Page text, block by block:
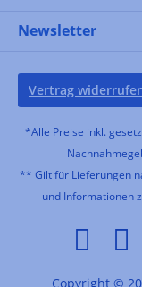
Newsletter
Vertrag
*Alle Preise inkl.
** Gilt für Lieferungen
und Informationen
Copyright ©